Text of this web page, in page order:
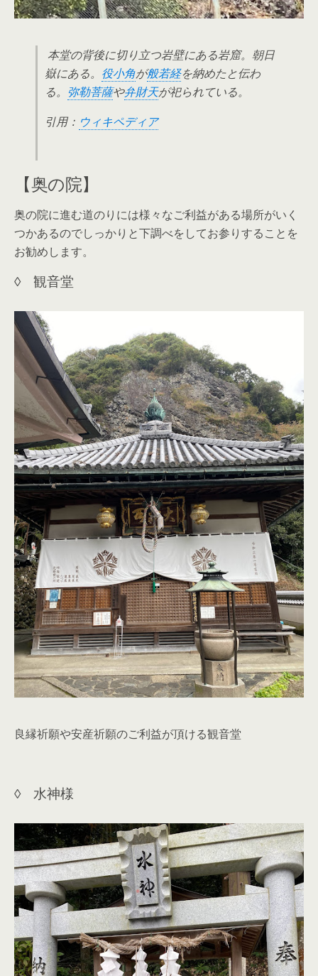
本堂の背後に切り立つ岩壁にある岩窟。朝日
嶽にある。 役小角が般若経を納めたと伝わ
る。 弥勒菩薩や弁財天が祀られている。
引用： ウィキペディア
【奥の院】
奥の院に進む道のりには様々なご利益がある場所がいく
つかあるのでしっかりと下調べをしてお参りすることを
お勧めします。
◊ 観音堂
良縁祈願や安産祈願のご利益が頂ける観音堂
◊ 水神様